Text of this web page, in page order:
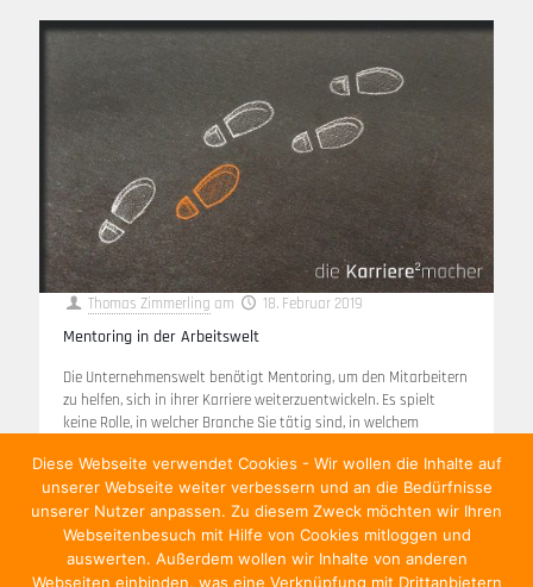
Thomas Zimmerling am 18. Februar 2019
Mentoring in der Arbeitswelt
Die Unternehmenswelt benötigt Mentoring, um den Mitarbeitern
zu helfen, sich in ihrer Karriere weiterzuentwickeln. Es spielt
keine Rolle, in welcher Branche Sie tätig sind, in welchem
Weiterlesen
Diese Webseite verwendet Cookies - Wir wollen die Inhalte auf
unserer Webseite weiter verbessern und an die Bedürfnisse
unserer Nutzer anpassen. Zu diesem Zweck möchten wir Ihren
Webseitenbesuch mit Hilfe von Cookies mitloggen und
auswerten. Außerdem wollen wir Inhalte von anderen
Webseiten einbinden, was eine Verknüpfung mit Drittanbietern